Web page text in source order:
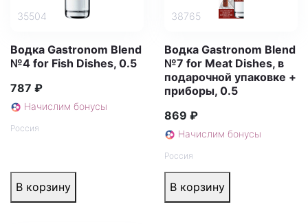
35504
Водка Gastronom Blend
№4 for Fish Dishes, 0.5
787 ₽
Начислим бонусы
Россия
В корзину
38765
Водка Gastronom Blend
№7 for Meat Dishes, в
подарочной упаковке +
приборы, 0.5
869 ₽
Начислим бонусы
Россия
В корзину